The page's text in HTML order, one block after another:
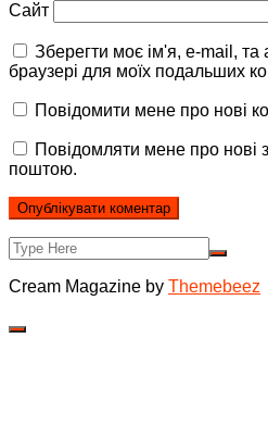
Сайт
Зберегти моє ім'я, e-mail, та
браузері для моїх подальших
Повідомити мене про нові
Повідомляти мене про нові
поштою.
Cream Magazine by Themebeez